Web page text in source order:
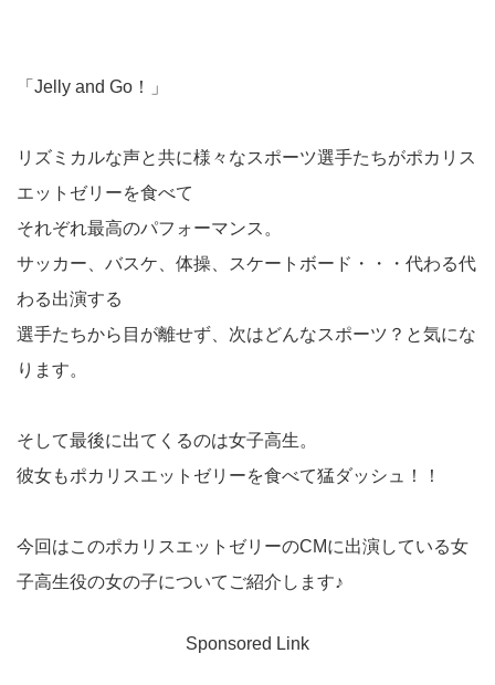
「Jelly and Go！」
リズミカルな声と共に様々なスポーツ選手たちがポカリス
エットゼリーを食べて
それぞれ最高のパフォーマンス。
サッカー、バスケ、体操、スケートボード・・・代わる代
わる出演する
選手たちから目が離せず、次はどんなスポーツ？と気にな
ります。
そして最後に出てくるのは女子高生。
彼女もポカリスエットゼリーを食べて猛ダッシュ！！
今回はこのポカリスエットゼリーのCMに出演している女
子高生役の女の子についてご紹介します♪
Sponsored Link